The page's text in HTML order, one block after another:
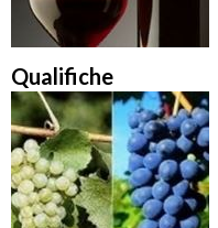
Qualifiche